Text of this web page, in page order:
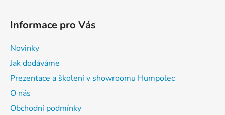
Informace pro Vás
Novinky
Jak dodáváme
Prezentace a školení v showroomu Humpolec
O nás
Obchodní podmínky